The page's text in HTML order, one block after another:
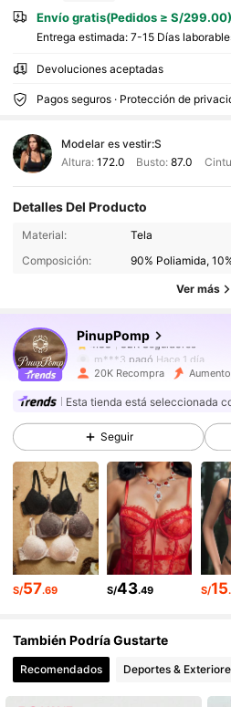
Envío gratis(Pedidos ≥ S/299.00)
Entrega estimada: 7-15 Días
Devoluciones aceptadas
Pagos seguros · Protección de
Modelar es vestir:S
Altura: 172.0 Busto:87.0
Detalles Del Producto
Material:
Tela
Composición:
90% Poliamida,
Ver más
PinupPomp
4.88 82K Seguidores
82K Seguidores
4.88
82K Seguidores
m***3 pagóHace 1 día
4.88 82K Seguidores
4.88 82K Seguidores
4.88 82K Seguidores
4.88 82K Seguidores
4.88
20K Recompra
Esta tienda está seleccionada
Seguir
S/57.69 S/43.49 S/15
También Podría Gustarte
Recomendados Deportes &